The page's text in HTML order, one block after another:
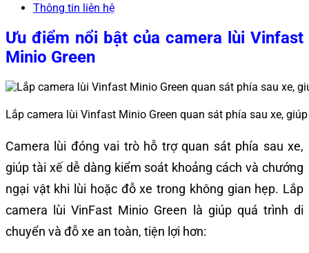
Thông tin liên hệ
Ưu điểm nổi bật của camera lùi Vinfast
Minio Green
Lắp camera lùi Vinfast Minio Green quan sát phía sau xe,
Camera lùi đóng vai trò hỗ trợ quan sát phía sau xe,
giúp tài xế dễ dàng kiểm soát khoảng cách và chướng
ngại vật khi lùi hoặc đỗ xe trong không gian hẹp. Lắp
camera lùi VinFast Minio Green là giúp quá trình di
chuyển và đỗ xe an toàn, tiện lợi hơn: